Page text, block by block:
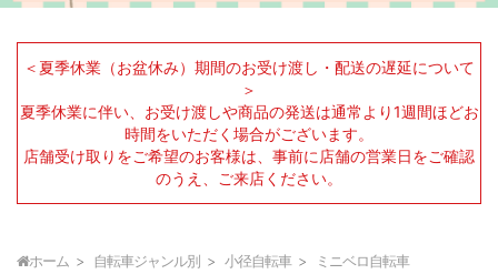
＜夏季休業（お盆休み）期間のお受け渡し・配送の遅延について
＞
夏季休業に伴い、お受け渡しや商品の発送は通常より1週間ほどお
時間をいただく場合がございます。
店舗受け取りをご希望のお客様は、事前に店舗の営業日をご確認
のうえ、ご来店ください。
ホーム 自転車ジャンル別 小径自転車 ミニベロ自転車